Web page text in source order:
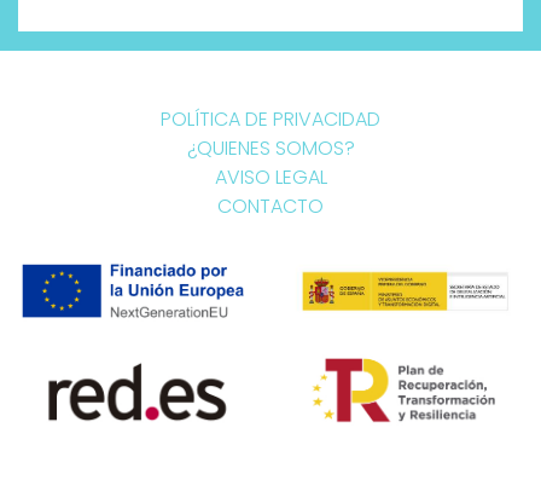
POLÍTICA DE PRIVACIDAD
¿QUIENES SOMOS?
AVISO LEGAL
CONTACTO